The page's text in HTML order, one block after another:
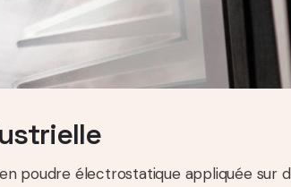
poudre électrostatique appliquée sur